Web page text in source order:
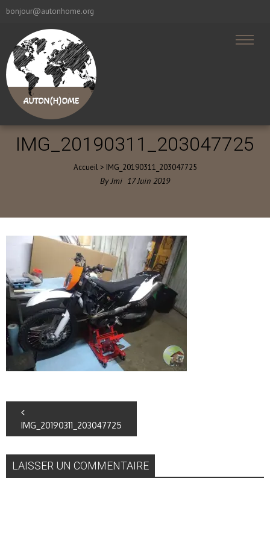
bonjour@autonhome.org
IMG_20190311_203047725
Accueil> IMG_20190311_203047725
ByJmi 17 Juin 2019
IMG_20190311_203047725
LAISSER UN COMMENTAIRE